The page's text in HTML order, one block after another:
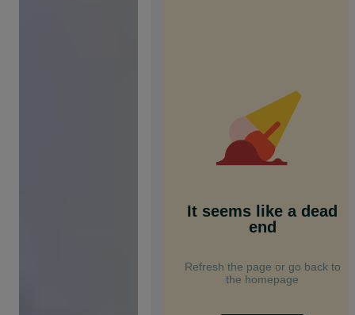
It seems like a dead
end
Refresh the page or go back to
the homepage